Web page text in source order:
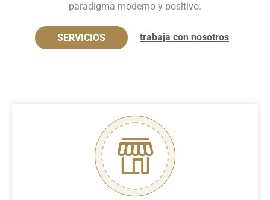
paradigma moderno y positivo.
SERVICIOS trabaja con nosotros